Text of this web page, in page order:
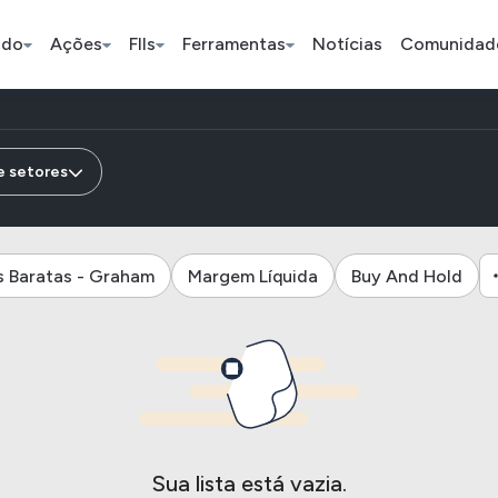
Ações FIIs Ferramentas Notícias
Bradesco JBS TRXF11
Stocks
Tesla
Apple
setores
Baratas - Graham Margem Líquida Buy And Hold
Sua lista está vazia.